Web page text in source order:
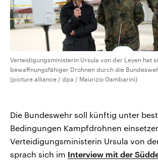
Verteidigungsministerin Ursula von der Leyen hat
bewaffnungsfähiger Drohnen durch die
(picture alliance / dpa / Maurizio Gambarini)
Die Bundeswehr soll künftig unter
Bedingungen Kampfdrohnen
Verteidigungsministerin Ursula von
sprach sich im Interview mit der